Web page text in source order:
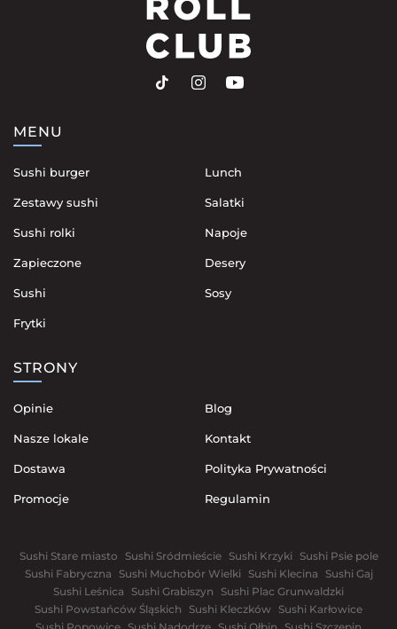
MENU
Sushi burger
Zestawy sushi
Sushi rolki
Zapieczone
Sushi
Frytki
Lunch
Salatki
Napoje
Desery
Sosy
STRONY
Opinie
Nasze lokale
Dostawa
Promocje
Blog
Kontakt
Polityka Prywatności
Regulamin
Sushi Stare miasto Sushi Sródmieście Sushi Krzyki
Sushi Psie pole
Sushi Fabryczna
Sushi Muchobór Wielki Sushi Klecina
Sushi Gaj
Sushi Leśnica
Sushi Grabiszyn
Sushi Plac Grunwaldzki
Sushi Powstańców Śląskich
Sushi Kleczków Sushi Karłowice